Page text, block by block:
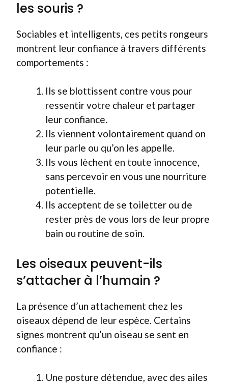
les souris ?
Sociables et intelligents, ces petits rongeurs
montrent leur confiance à travers différents
comportements :
Ils se blottissent contre vous pour
ressentir votre chaleur et partager
leur confiance.
Ils viennent volontairement quand on
leur parle ou qu’on les appelle.
Ils vous lèchent en toute innocence,
sans percevoir en vous une nourriture
potentielle.
Ils acceptent de se toiletter ou de
rester près de vous lors de leur propre
bain ou routine de soin.
Les oiseaux peuvent-ils
s’attacher à l’humain ?
La présence d’un attachement chez les
oiseaux dépend de leur espèce. Certains
signes montrent qu’un oiseau se sent en
confiance :
Une posture détendue, avec des ailes